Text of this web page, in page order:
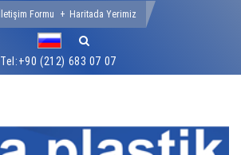
Tel:+90 (212) 683 07 07
İletişim Formu Haritada Yerimiz